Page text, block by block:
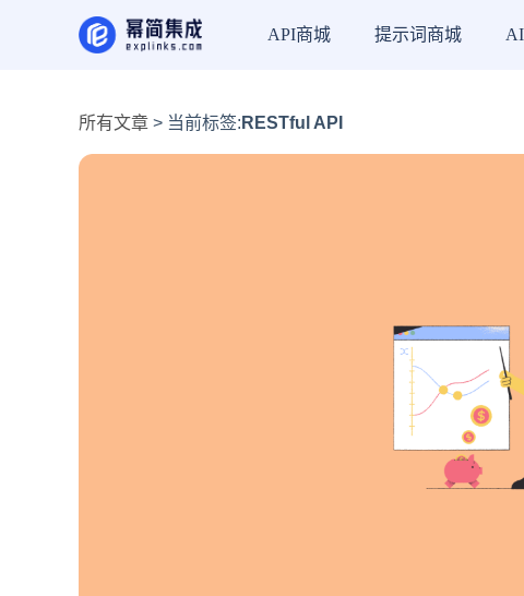
API商城 提示词商城
所有文章 > 当前标签: RESTful API